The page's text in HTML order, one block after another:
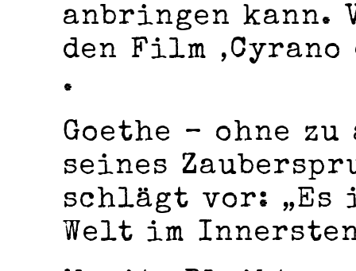
anbringen
den Film ‚Cyrano
.
Goethe – ohne
seines
schlägt vor:
Welt im